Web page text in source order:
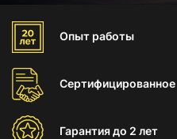
Опыт работы
Сертифицированное
Гарантиядо 2 лет